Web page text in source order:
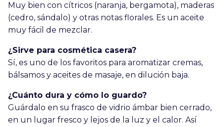
Muy bien con cítricos (naranja, bergamota), maderas
(cedro, sándalo) y otras notas florales. Es un aceite
muy fácil de mezclar.
¿Sirve para cosmética casera?
Sí, es uno de los favoritos para aromatizar cremas,
bálsamos y aceites de masaje, en dilución baja.
¿Cuánto dura y cómo lo guardo?
Guárdalo en su frasco de vidrio ámbar bien cerrado,
en un lugar fresco y lejos de la luz y el calor. Así